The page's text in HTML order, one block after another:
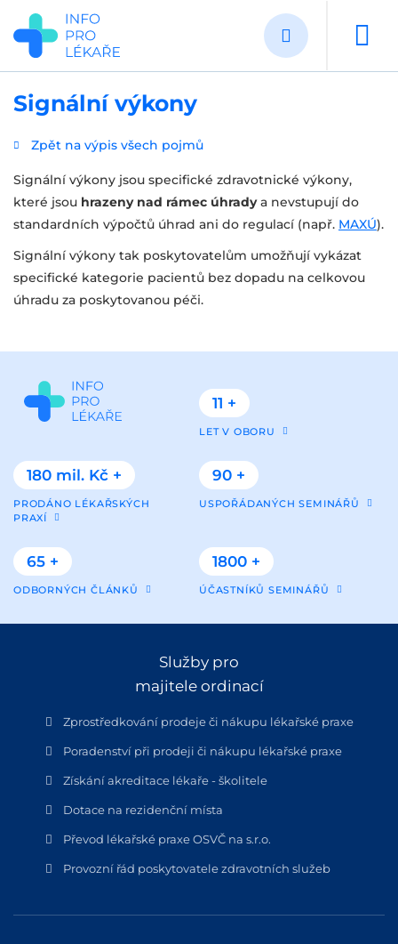
Přejít
hlavnímu
obsahu
Signální výkony
Zpět na výpis všech pojmů
Signální výkony jsou specifické zdravotnické výkony,
které jsou hrazeny nad rámec úhradya nevstupují do
standardních výpočtů úhrad ani do regulací (např. MAXÚ).
Signální výkony tak poskytovatelům umožňují vykázat
specifické kategorie pacientů bez dopadu na celkovou
úhradu za poskytovanou péči.
11 +
LET V OBORU
180 mil. Kč +
PRODÁNO LÉKAŘSKÝCH
PRAXÍ
90 +
USPOŘÁDANÝCH SEMINÁŘŮ
65 +
ODBORNÝCH ČLÁNKŮ
1800 +
ÚČASTNÍKŮ SEMINÁŘŮ
Služby pro
majitele ordinací
Zprostředkování prodeje či nákupu lékařské praxe
Poradenství při prodeji či nákupu lékařské praxe
Získání akreditace lékaře - školitele
Dotace na rezidenční místa
Převod lékařské praxe OSVČ na s.r.o.
Provozní řád poskytovatele zdravotních služeb